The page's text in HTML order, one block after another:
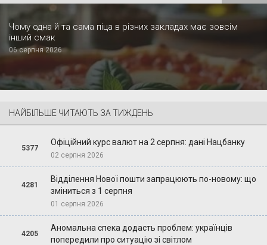
Чому одна й та сама піца в різних закладах має зовсім
інший смак
06 серпня 2026
НАЙБІЛЬШЕ ЧИТАЮТЬ ЗА ТИЖДЕНЬ
5377
Офіційний курс валют на 2 серпня: дані Нацбанку
02 серпня 2026
4281
Відділення Нової пошти запрацюють по-новому: що
зміниться з 1 серпня
01 серпня 2026
4205
Аномальна спека додасть проблем: українців
попередили про ситуацію зі світлом